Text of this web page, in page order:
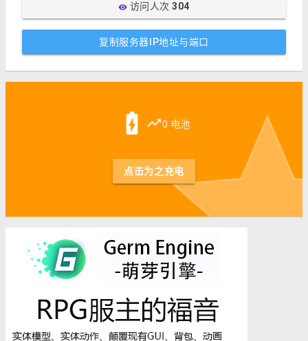
visibility访问人次304
复制服务器IP地址与端口
battery_charging_full trending_up0 电池
点击为之充电